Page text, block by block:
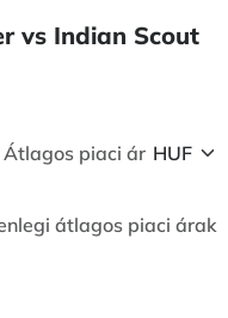
vs Indian Scout
Átlagos piaci ár
átlagos piaci árak